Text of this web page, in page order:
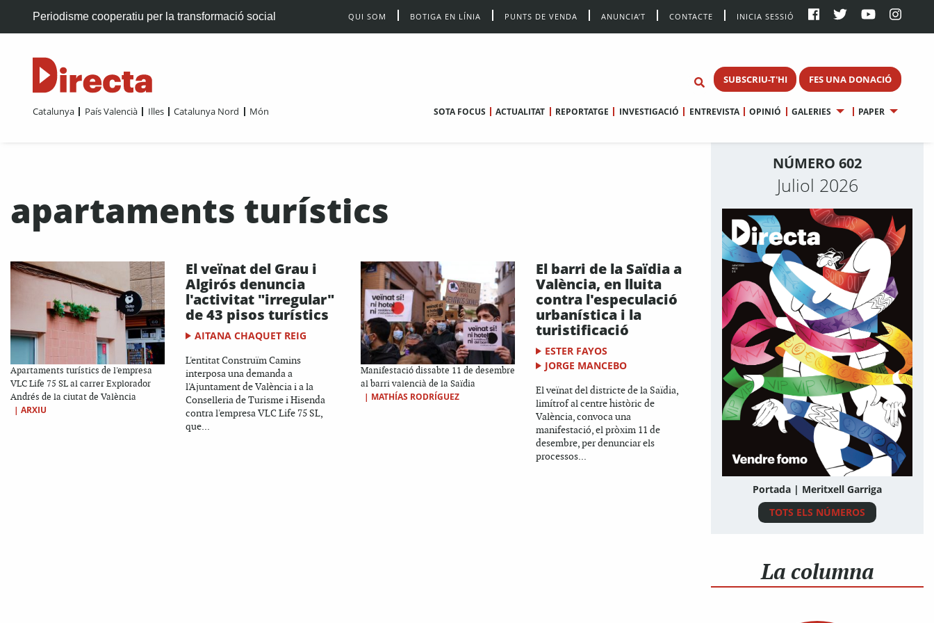
Periodisme cooperatiu per la transformació social QUI SOM BOTIGA EN LÍNIA PUNTS DE VENDA ANUNCIA’T CONTACTE INICIA SESSIÓ
SUBSCRIU-T'HI FES UNA DONACIÓ
Catalunya País Valencià Illes Catalunya Nord Món SOTA FOCUS ACTUALITAT REPORTATGE INVESTIGACIÓ ENTREVISTA OPINIÓ GALERIES PAPER
apartaments turístics
Apartaments turístics de l'empresa
VLC Life 75 SL al carrer Explorador
Andrés de la ciutat de València
| ARXIU
El veïnat del Grau i
Algirós denuncia
l'activitat "irregular"
de 43 pisos turístics
AITANA CHAQUET REIG
L'entitat Construïm Camins
interposa una demanda a
l'Ajuntament de València i a la
Conselleria de Turisme i Hisenda
contra l'empresa VLC Life 75 SL,
que...
Manifestació dissabte 11 de desembre
al barri valencià de la Saïdia
| MATHÍAS RODRÍGUEZ
El barri de la Saïdia a
València, en lluita
contra l'especulació
urbanística i la
turistificació
ESTER FAYOS
JORGE MANCEBO
El veïnat del districte de la Saïdia,
limítrof al centre històric de
València, convoca una
manifestació, el pròxim 11 de
desembre, per denunciar els
processos...
NÚMERO 602
Juliol 2026
Portada | Meritxell Garriga
TOTS ELS NÚMEROS
La columna